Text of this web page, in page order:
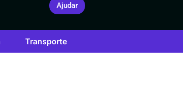
Ajudar
Transporte